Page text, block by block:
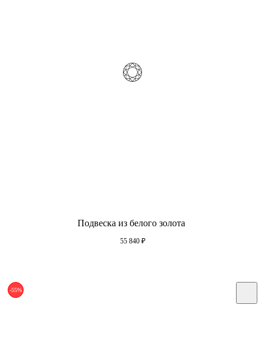
Подвеска из белого золота
55 840 ₽
-55%